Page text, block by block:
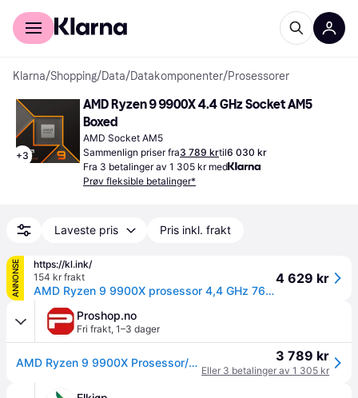
For kunder
Klarna/Shopping/Data/Datakomponenter/Prosessorer
+3
AMD Ryzen 9 9900X 4.4 GHz Socket AM5
Boxed
AMD Socket AM5
Sammenlign priser fra3 789 krtil6 030 kr
Fra 3 betalinger av 1 305 kr med
Prøv fleksible betalinger*
Laveste pris Pris inkl. frakt
ANNONSE
https://kl.ink/
154 kr frakt
AMD Ryzen 9 9900X prosessor 4,4 GHz 76 MB L2 & L3 Boks
4 629 kr
Proshop.no
Fri frakt, 1–3 dager
AMD Ryzen 9 9900X Prosessor/CPU - 12 kjerner - 4.4 GHz - AMD AM5 - AMD Boks (uten kjøler) 3 789 kr
Eller 3 betalinger av 1 305 kr